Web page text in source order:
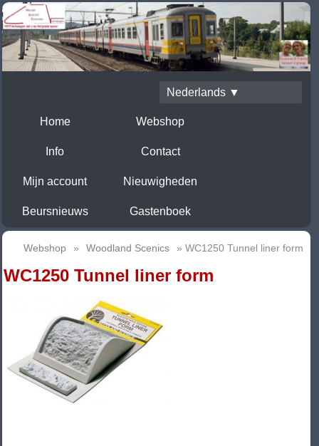
Nederlands ▼
Home Webshop
Info Contact
Mijn account Nieuwigheden
Beursnieuws Gastenboek
Webshop » Woodland Scenics » WC1250 Tunnel liner form
WC1250 Tunnel liner form